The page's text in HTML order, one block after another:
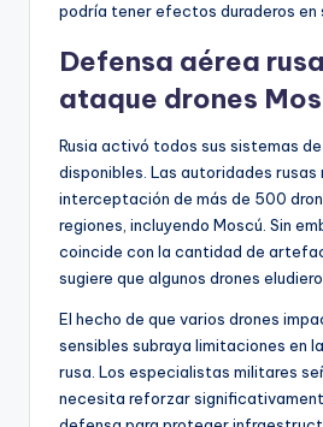
podría tener efectos duraderos en
Defensa aérea
ataque drones
Rusia activó todos sus sistemas
disponibles. Las autoridades rusas
interceptación de más de 500
regiones, incluyendo Moscú. Sin
coincide con la cantidad de
sugiere que algunos drones
El hecho de que varios drones
sensibles subraya limitaciones en
rusa. Los especialistas militares
necesita reforzar